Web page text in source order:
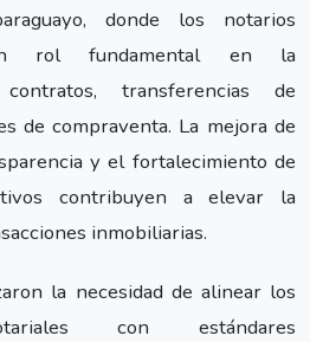
donde los notarios
rol fundamental en la
transferencias de
de compraventa. La mejora de
y el fortalecimiento de
contribuyen a elevar la
inmobiliarias.
la necesidad de alinear los
con estándares